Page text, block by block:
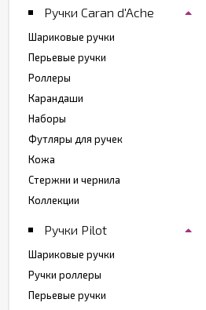
Ручки Caran d'Ache
Шариковые ручки
Перьевые ручки
Роллеры
Карандаши
Наборы
Футляры для ручек
Кожа
Стержни и чернила
Коллекции
Ручки Pilot
Шариковые ручки
Ручки роллеры
Перьевые ручки